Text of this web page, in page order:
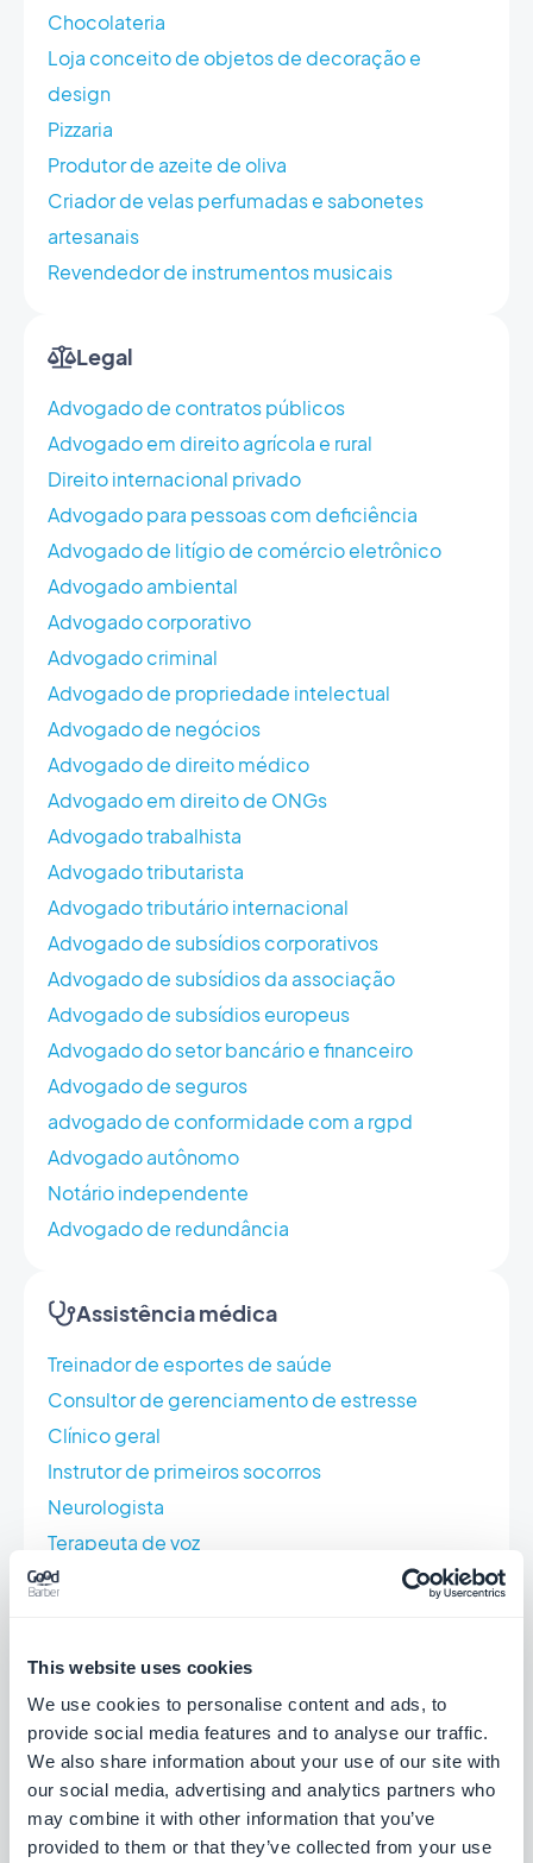
This website uses cookies
We use cookies to personalise content and ads, to
provide social media features and to analyse our traffic.
We also share information about your use of our site with
our social media, advertising and analytics partners who
may combine it with other information that you’ve
provided to them or that they’ve collected from your use
Chocolateria
Loja conceito de objetos de decoração e
design
Pizzaria
Produtor de azeite de oliva
Criador de velas perfumadas e sabonetes
artesanais
Revendedor de instrumentos musicais
Legal
Advogado de contratos públicos
Advogado em direito agrícola e rural
Direito internacional privado
Advogado para pessoas com deficiência
Advogado de litígio de comércio eletrônico
Advogado ambiental
Advogado corporativo
Advogado criminal
Advogado de propriedade intelectual
Advogado de negócios
Advogado de direito médico
Advogado em direito de ONGs
Advogado trabalhista
Advogado tributarista
Advogado tributário internacional
Advogado de subsídios corporativos
Advogado de subsídios da associação
Advogado de subsídios europeus
Advogado do setor bancário e financeiro
Advogado de seguros
advogado de conformidade com a rgpd
Advogado autônomo
Notário independente
Advogado de redundância
Assistência médica
Treinador de esportes de saúde
Consultor de gerenciamento de estresse
Clínico geral
Instrutor de primeiros socorros
Neurologista
Terapeuta de voz
Sexólogo
Treinador de cães
Cirurgião veterinário geral
Enfermeira de clínica privada
Pneumologista